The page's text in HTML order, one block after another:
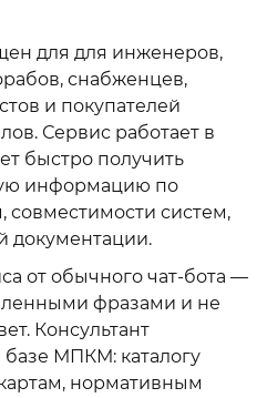
для для инженеров,
снабженцев,
и покупателей
Сервис работает в
быстро получить
информацию по
совместимости систем,
документации.
от обычного чат-бота —
фразами и не
Консультант
МПКМ: каталогу
нормативным